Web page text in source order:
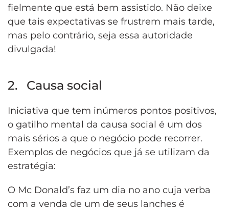
fielmente que está bem assistido. Não deixe
que tais expectativas se frustrem mais tarde,
mas pelo contrário, seja essa autoridade
divulgada!
2. Causa social
Iniciativa que tem inúmeros pontos positivos,
o gatilho mental da causa social é um dos
mais sérios a que o negócio pode recorrer.
Exemplos de negócios que já se utilizam da
estratégia:
O Mc Donald’s faz um dia no ano cuja verba
com a venda de um de seus lanches é